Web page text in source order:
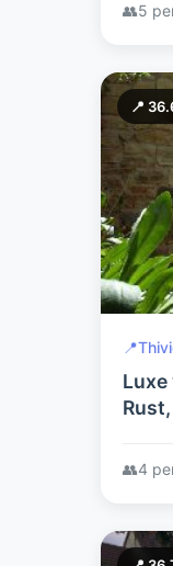
👥5
📍
📍
👥4